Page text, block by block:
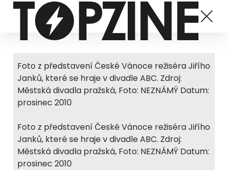
Foto z představení České Vánoce režiséra Jiřího
Janků, které se hraje v divadle ABC. Zdroj:
Městská divadla pražská, Foto: NEZNÁMÝ Datum:
prosinec 2010
Foto z představení České Vánoce režiséra Jiřího
Janků, které se hraje v divadle ABC. Zdroj:
Městská divadla pražská, Foto: NEZNÁMÝ Datum:
prosinec 2010